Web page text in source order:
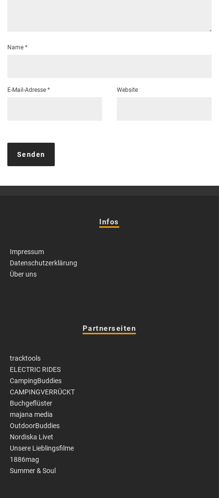
Name *
E-Mail-Adresse * Website
Infos
Impressum
Datenschutzerklärung
Über uns
Partnerseiten
tracktools
ELECTRIC RIDES
CampingBuddies
CAMPINGVERRÜCKT
Buchgeflüster
majana media
OutdoorBuddies
Nordiska Livet
Unsere Lieblingsfilme
1886mag
Summer & Soul